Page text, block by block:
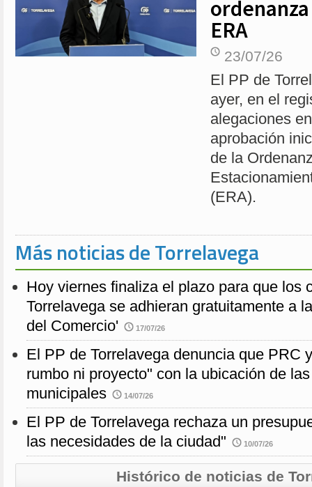
ERA
23/07/26
El PP de
ayer, en el
alegaciones
aprobación
de la
(ERA).
Más noticias de Torrelavega
Hoy viernes finaliza el plazo para que los
Torrelavega se adhieran gratuitamente a
del Comercio'
17/07/26
El PP de Torrelavega denuncia que PRC
rumbo ni proyecto" con la ubicación de
municipales
14/07/26
El PP de Torrelavega rechaza un
las necesidades de la ciudad"
10/07/26
Histórico de noticias de